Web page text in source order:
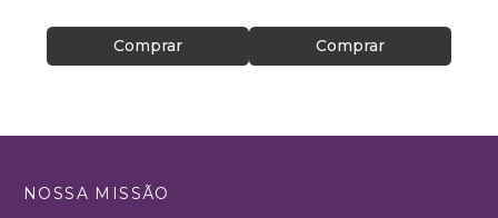
Comprar Comprar
NOSSA MISSÃO